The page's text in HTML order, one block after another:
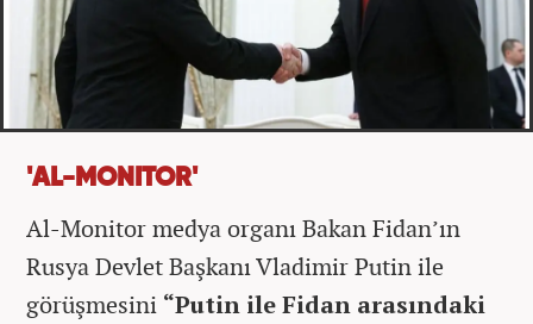
'AL-MONITOR'
Al-Monitor medya organı Bakan Fidan’ın
Rusya Devlet Başkanı Vladimir Putin ile
görüşmesini “Putin ile Fidan arasındaki